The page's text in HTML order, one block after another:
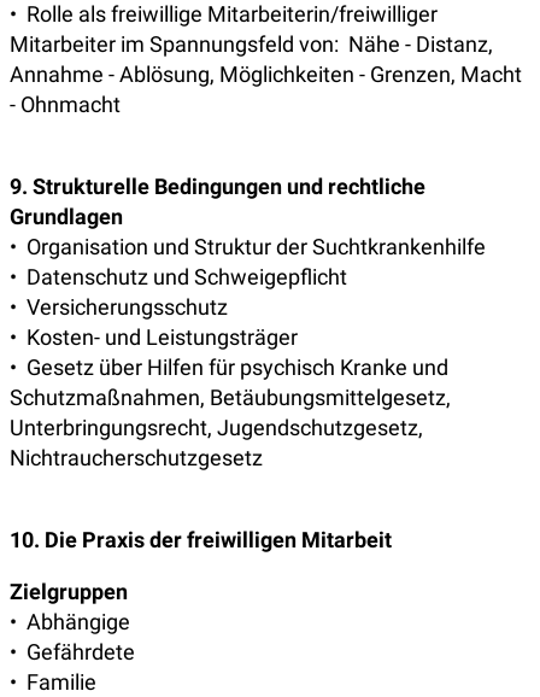
• Rolle als freiwillige Mitarbeiterin/freiwilliger
Mitarbeiter im Spannungsfeld von: Nähe - Distanz,
Annahme - Ablösung, Möglichkeiten - Grenzen, Macht
- Ohnmacht
9. Strukturelle Bedingungen und rechtliche
Grundlagen
• Organisation und Struktur der Suchtkrankenhilfe
• Datenschutz und Schweigepflicht
• Versicherungsschutz
• Kosten- und Leistungsträger
• Gesetz über Hilfen für psychisch Kranke und
Schutzmaßnahmen, Betäubungsmittelgesetz,
Unterbringungsrecht, Jugendschutzgesetz,
Nichtraucherschutzgesetz
10. Die Praxis der freiwilligen Mitarbeit
Zielgruppen
• Abhängige
• Gefährdete
• Familie